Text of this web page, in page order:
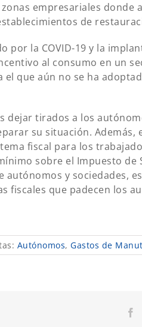
empresariales donde
de
por la COVID-19 y la
al consumo en un
que aún no se ha
dejar tirados a los
su situación. Además,
fiscal para los
sobre el Impuesto de
y sociedades,
fiscales que padecen los
Autónomos, Gastos de